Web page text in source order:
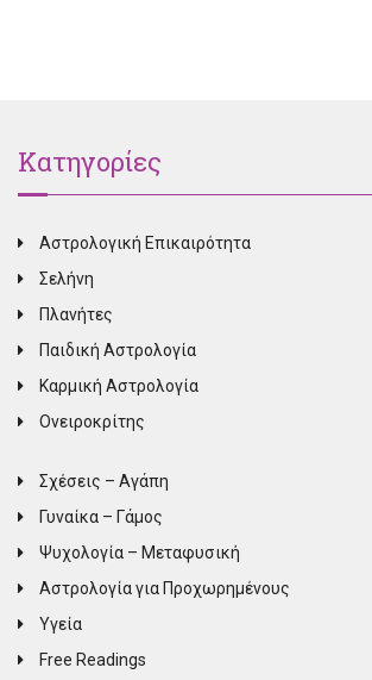
Κατηγορίες
Αστρολογική Επικαιρότητα
Σελήνη
Πλανήτες
Παιδική Αστρολογία
Καρμική Αστρολογία
Ονειροκρίτης
Σχέσεις – Αγάπη
Γυναίκα – Γάμος
Ψυχολογία – Μεταφυσική
Αστρολογία για Προχωρημένους
Υγεία
Free Readings